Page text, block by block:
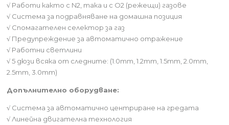
√ Работи както с N2, така и с O2 (режещи) газове
√ Система за подравняване на домашна позиция
√ Спомагателен селектор за газ
√ Предупреждение за автоматично отражение
√ Работни светлини
√5 дюзи всяка от следните: (1.0mm, 1.2mm, 1.5mm, 2.0mm,
2.5mm, 3.0mm)
Допълнително оборудване:
√ Система за автоматично центриране на гредата
√ Линейна двигателна технология